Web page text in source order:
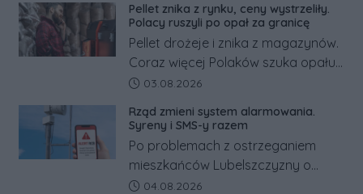
tym zmianom zyskają.
Pellet znika z rynku, ceny wystrzeliły.
Polacy ruszyli po opał za granicę
Pellet drożeje i znika z magazynów.
Coraz więcej Polaków szuka opału
za granicą, gdzie bywa nawet
Co się dzieje?
Data dodania artykułu:
03.08.2026
Rząd zmieni system alarmowania.
Syreny i SMS-y razem
Po problemach z ostrzeganiem
mieszkańców Lubelszczyzny o
rosyjskim zagrożeniu rząd
Data dodania artykułu:
04.08.2026